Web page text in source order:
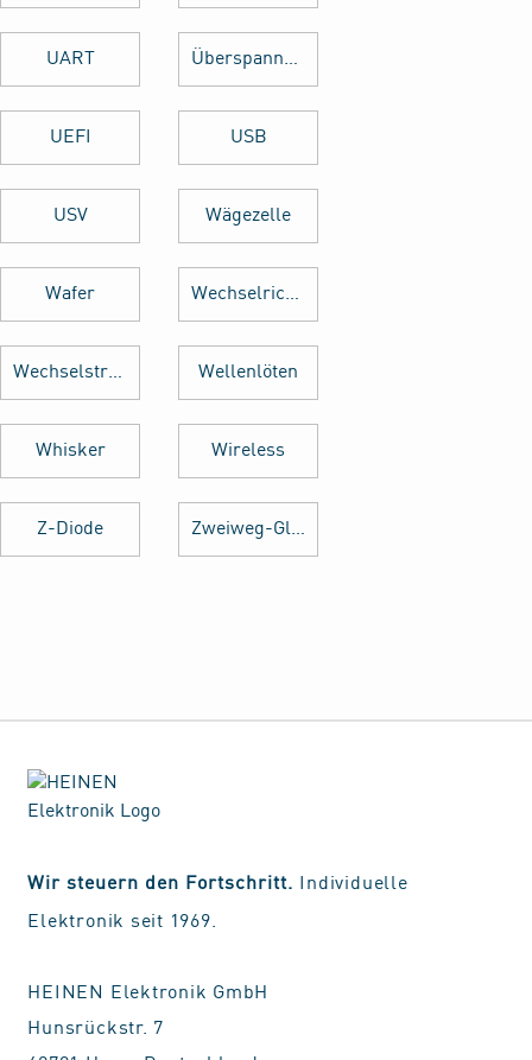
UART Überspannungsschutz
UEFI USB
USV Wägezelle
Wafer Wechselrichter
Wechselstrom Wellenlöten
Whisker Wireless
Z-Diode Zweiweg-Gleichrichter
Wir steuern den Fortschritt.
Individuelle
Elektronik seit 1969.
HEINEN Elektronik GmbH
Hunsrückstr. 7